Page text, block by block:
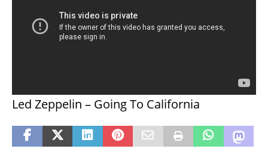
Led Zeppelin – Going To California